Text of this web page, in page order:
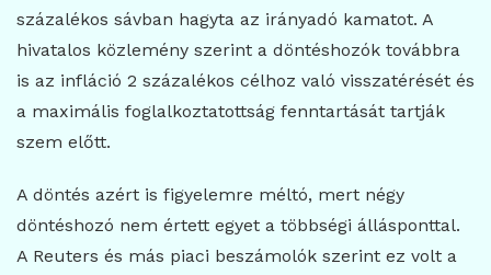
százalékos sávban hagyta az irányadó kamatot. A
hivatalos közlemény szerint a döntéshozók továbbra
is az infláció 2 százalékos célhoz való visszatérését és
a maximális foglalkoztatottság fenntartását tartják
szem előtt.
A döntés azért is figyelemre méltó, mert négy
döntéshozó nem értett egyet a többségi állásponttal.
A Reuters és más piaci beszámolók szerint ez volt a